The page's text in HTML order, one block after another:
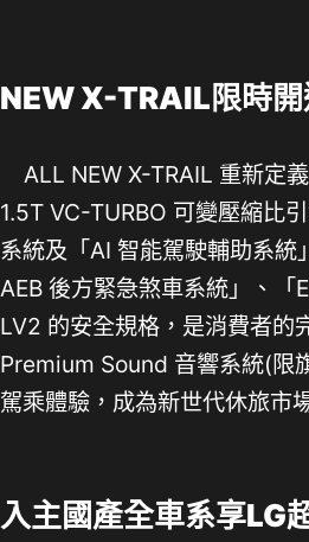
NEW X-TRAIL限時
ALL NEW X-TRAIL 重新定
1.5T VC-TURBO 可變壓縮比
系統及「AI 智能駕駛輔助系
AEB 後方緊急煞車系統」、
LV2 的安全規格，是消費者的
Premium Sound 音響系統(限
駕乘體驗，成為新世代休旅市
入主國產全車系享LG